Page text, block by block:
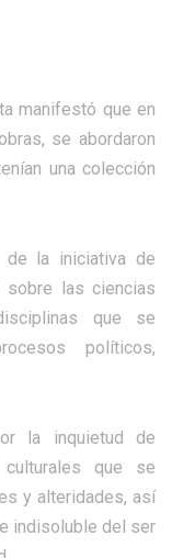
manifestó que en
se abordaron
una colección
de la iniciativa de
sobre las ciencias
que se
políticos,
la inquietud de
que se
y alteridades, así
indisoluble del ser